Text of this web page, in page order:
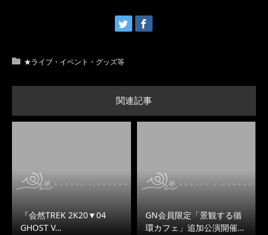
★ライブ・イベント・グッズ等
関連記事
『会然TREK 2K20▼04
GHOST V…
GN会員限定「景観する循
環カフェ」追加公演開催…